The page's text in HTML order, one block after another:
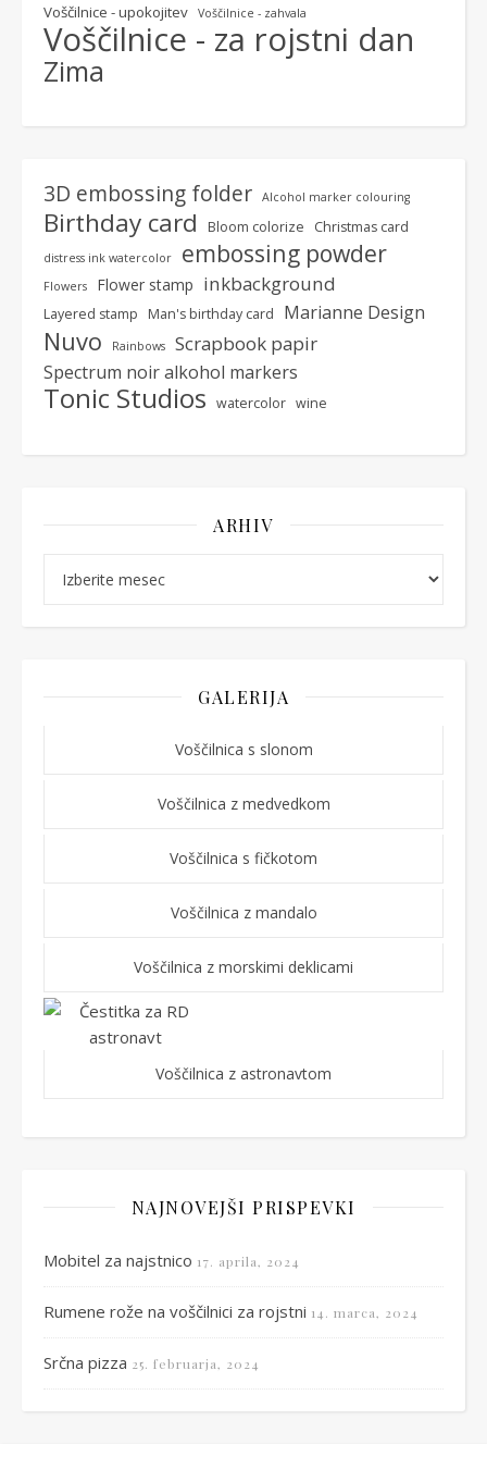
Voščilnice - upokojitev Voščilnice - zahvala
Voščilnice - za rojstni dan
Zima
3D embossing folder Alcohol marker colouring
Birthday card Bloom colorize Christmas card
distress ink watercolor embossing powder
Flowers Flower stamp inkbackground
Layered stamp Man's birthday card Marianne Design
Nuvo Rainbows Scrapbook papir
Spectrum noir alkohol markers
Tonic Studios watercolor wine
ARHIV
GALERIJA
Voščilnica s slonom
Voščilnica z medvedkom
Voščilnica s fičkotom
Voščilnica z mandalo
Voščilnica z morskimi deklicami
Voščilnica z astronavtom
NAJNOVEJŠI PRISPEVKI
Mobitel za najstnico 17. aprila, 2024
Rumene rože na voščilnici za rojstni 14. marca, 2024
Srčna pizza 25. februarja, 2024